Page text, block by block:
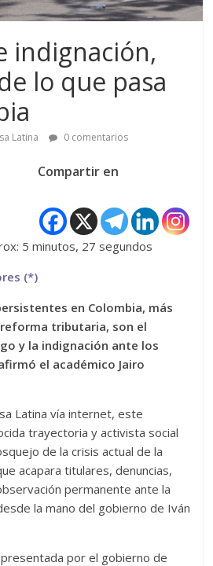
indignación,
lo que pasa
Latina 0 comentarios
Compartir en
5 minutos, 27 segundos
(*)
en Colombia, más
tributaria, son el
y la indignación ante los
el académico Jairo
Latina vía internet, este
trayectoria y activista social
de la crisis actual de la
acapara titulares, denuncias,
permanente ante la
la mano del gobierno de Iván
por el gobierno de